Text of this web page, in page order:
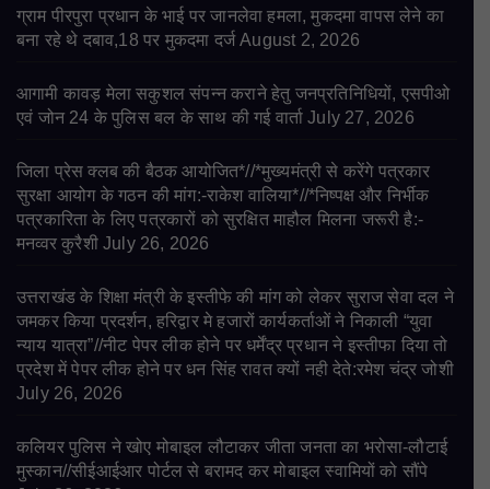
ग्राम पीरपुरा प्रधान के भाई पर जानलेवा हमला, मुकदमा वापस लेने का
बना रहे थे दबाव,18 पर मुकदमा दर्ज August 2, 2026
आगामी कावड़ मेला सकुशल संपन्न कराने हेतु जनप्रतिनिधियों, एसपीओ
एवं जोन 24 के पुलिस बल के साथ की गई वार्ता July 27, 2026
जिला प्रेस क्लब की बैठक आयोजित*//*मुख्यमंत्री से करेंगे पत्रकार
सुरक्षा आयोग के गठन की मांग:-राकेश वालिया*//*निष्पक्ष और निर्भीक
पत्रकारिता के लिए पत्रकारों को सुरक्षित माहौल मिलना जरूरी है:-
मनव्वर कुरैशी July 26, 2026
उत्तराखंड के शिक्षा मंत्री के इस्तीफे की मांग को लेकर सुराज सेवा दल ने
जमकर किया प्रदर्शन, हरिद्वार मे हजारों कार्यकर्ताओं ने निकाली “युवा
न्याय यात्रा”//नीट पेपर लीक होने पर धर्मेंद्र प्रधान ने इस्तीफा दिया तो
प्रदेश में पेपर लीक होने पर धन सिंह रावत क्यों नही देते:रमेश चंद्र जोशी
July 26, 2026
कलियर पुलिस ने खोए मोबाइल लौटाकर जीता जनता का भरोसा-लौटाई
मुस्कान//सीईआईआर पोर्टल से बरामद कर मोबाइल स्वामियों को सौंपे